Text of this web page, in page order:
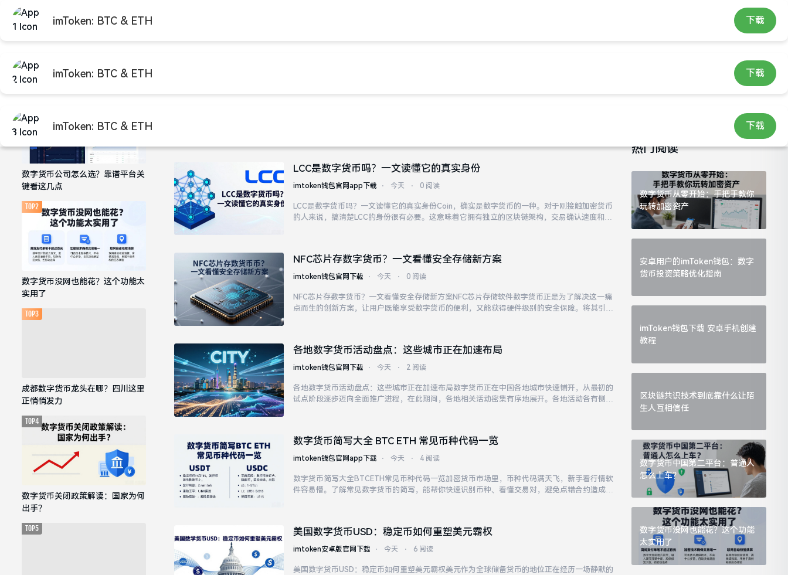
imToken: BTC & ETH 下载
imToken: BTC & ETH 下载
imToken: BTC & ETH 下载
推荐阅读
数字货币公司怎么选？靠谱平台关
键看这几点
数字货币没网也能花？这个功能太
实用了
TOP2
成都数字货币龙头在哪？四川这里
正悄悄发力
TOP3
数字货币关闭政策解读：国家为何
出手？
TOP4
TOP5
府背景支持。还有一种新型诈骗是利用虚假的海外身份...
LCC是数字货币吗？一文读懂它的真实身份
imtoken钱包官网app下载 ⋅ 今天 ⋅ 0 阅读
LCC是数字货币吗？一文读懂它的真实身份Coin，确实是数字货币的一种。对于刚接触加密货币
的人来说，搞清楚LCC的身份很有必要。这意味着它拥有独立的区块链架构，交易确认速度和成
NFC芯片存数字货币？一文看懂安全存储新方案
imtoken钱包官网下载 ⋅ 今天 ⋅ 0 阅读
NFC芯片存数字货币？一文看懂安全存储新方案NFC芯片存储软件数字货币正是为了解决这一痛
点而生的创新方案，让用户既能享受数字货币的便利，又能获得硬件级别的安全保障。将其引入
各地数字货币活动盘点：这些城市正在加速布局
imtoken钱包官网下载 ⋅ 今天 ⋅ 2 阅读
各地数字货币活动盘点：这些城市正在加速布局数字货币正在中国各地城市快速铺开，从最初的
试点阶段逐步迈向全面推广进程，在此期间，各地相关活动密集有序地展开。各地活动各有侧
数字货币简写大全 BTC ETH 常见币种代码一览
imtoken钱包官网app下载 ⋅ 今天 ⋅ 4 阅读
数字货币简写大全BTCETH常见币种代码一览加密货币市场里，币种代码满天飞，新手看行情软
件容易懵。了解常见数字货币的简写，能帮你快速识别币种、看懂交易对，避免点错合约造成损
美国数字货币USD：稳定币如何重塑美元霸权
imtoken安卓版官网下载 ⋅ 今天 ⋅ 6 阅读
美国数字货币USD：稳定币如何重塑美元霸权美元作为全球储备货币的地位正在经历一场静默的
热门阅读
数字货币从零开始：手把手教你
玩转加密资产
安卓用户的imToken钱包：数字
货币投资策略优化指南
imToken钱包下载 安卓手机创建
教程
区块链共识技术到底靠什么让陌
生人互相信任
数字货币中国第二平台：普通人
怎么上车？
数字货币没网也能花？这个功能
太实用了